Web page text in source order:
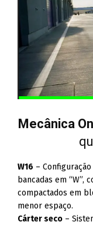
Mecânica
W16 –
bancadas em “W”,
compactados em
menor espaço.
Cárter seco –